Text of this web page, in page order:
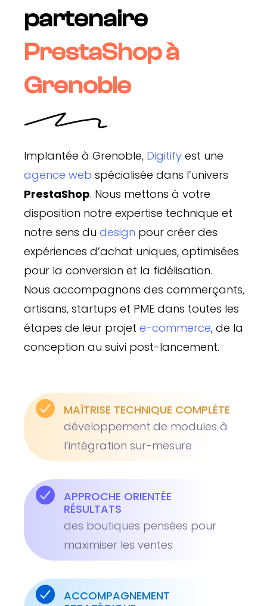
partenaire
PrestaShop à
Grenoble
Implantée à Grenoble, Digitify est une
agence web spécialisée dans l’univers
PrestaShop. Nous mettons à votre
disposition notre expertise technique et
notre sens du design pour créer des
expériences d’achat uniques, optimisées
pour la conversion et la fidélisation.
Nous accompagnons des commerçants,
artisans, startups et PME dans toutes les
étapes de leur projet e-commerce, de la
conception au suivi post-lancement.
MAÎTRISE TECHNIQUE COMPLÈTE
développement de modules à
l’intégration sur-mesure
APPROCHE ORIENTÉE
RÉSULTATS
des boutiques pensées pour
maximiser les ventes
ACCOMPAGNEMENT